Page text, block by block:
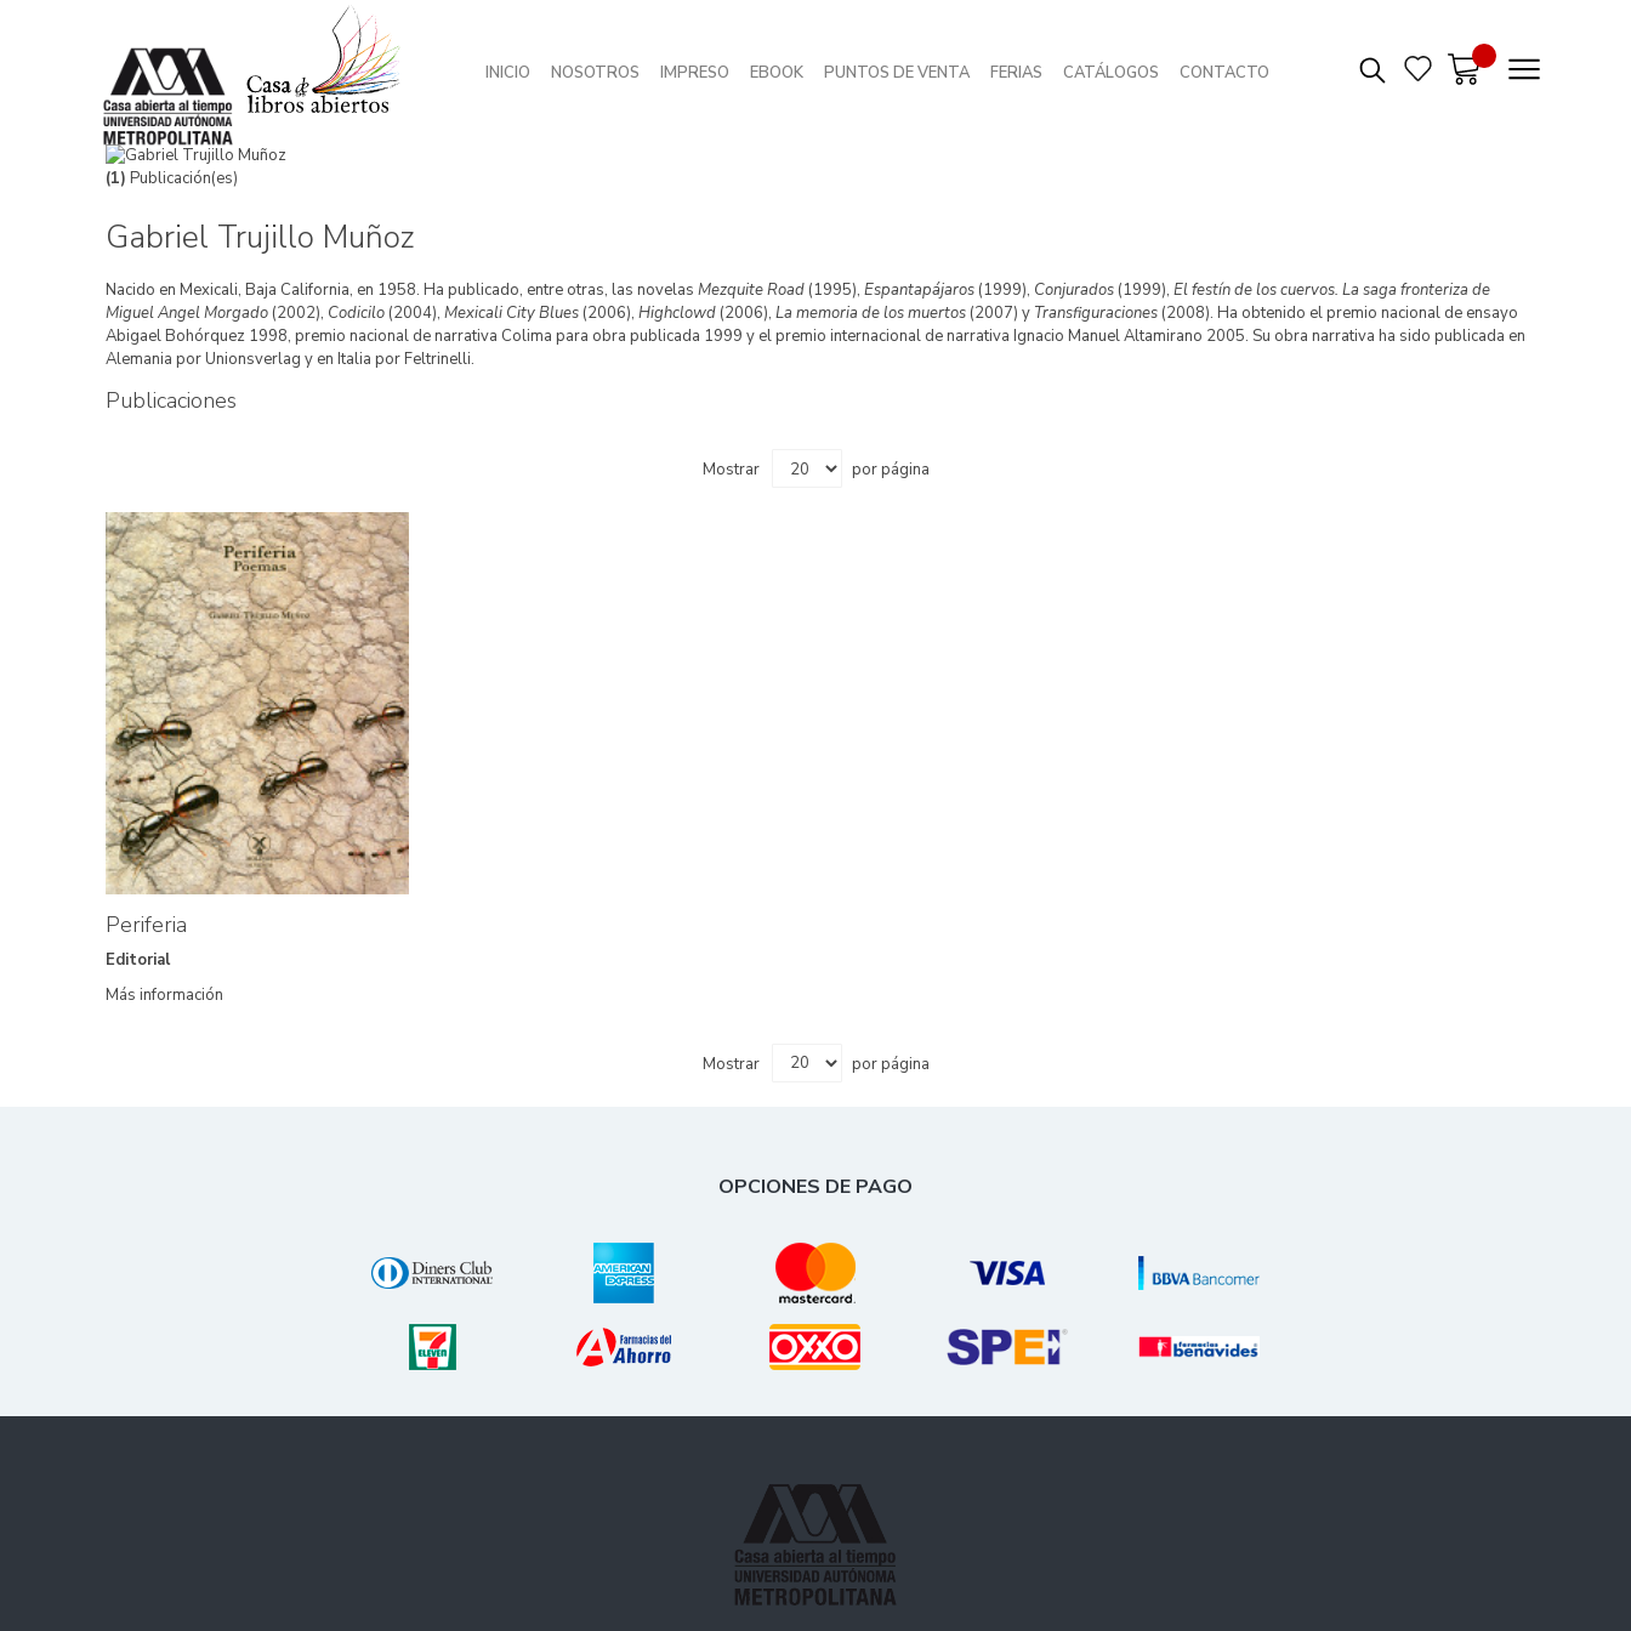
INICIO NOSOTROS IMPRESO EBOOK PUNTOS DE VENTA FERIAS CATÁLOGOS CONTACTO
(1) Publicación(es)
Gabriel Trujillo Muñoz
Nacido en Mexicali, Baja California, en 1958. Ha publicado, entre otras, las novelas Mezquite Road (1995), Espantapájaros (1999), Conjurados (1999), El festín de los cuervos. La saga fronteriza de
Miguel Angel Morgado (2002), Codicilo (2004), Mexicali City Blues (2006), Highclowd (2006), La memoria de los muertos (2007) y Transfiguraciones (2008). Ha obtenido el premio nacional de ensayo
Abigael Bohórquez 1998, premio nacional de narrativa Colima para obra publicada 1999 y el premio internacional de narrativa Ignacio Manuel Altamirano 2005. Su obra narrativa ha sido publicada en
Alemania por Unionsverlag y en Italia por Feltrinelli.
Publicaciones
Mostrar por página
Periferia
Editorial
Más información
Mostrar por página
OPCIONES DE PAGO